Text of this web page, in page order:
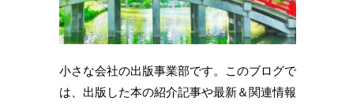
小さな会社の出版事業部です。このブログで
は、出版した本の紹介記事や最新＆関連情報